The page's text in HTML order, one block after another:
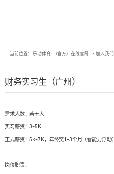
当前位置： 乐动体育·|（官方）在线官网, > 加入我们
财务实习生（广州）
需求人数：若干人
实习薪资：3-5K
正式薪资：5k-7K，年终奖1-3个月（看能力浮动）
岗位职责：